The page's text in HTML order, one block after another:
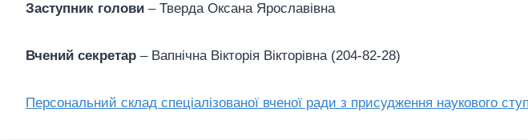
Заступник голови – Тверда Оксана Ярославівна
Вчений секретар – Вапнічна Вікторія Вікторівна (204-82-28)
Персональний склад спеціалізованої вченої ради з присудження наукового